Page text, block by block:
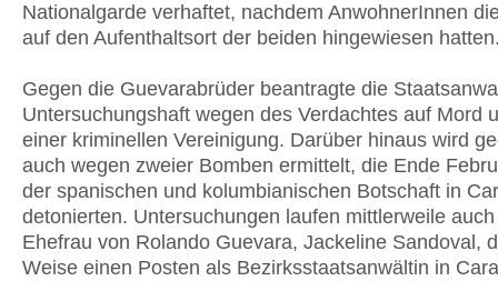
Nationalgarde verhaftet, nachdem AnwohnerInnen
auf den Aufenthaltsort der beiden hingewiesen
Gegen die Guevarabrüder beantragte die
Untersuchungshaft wegen des Verdachtes auf Mord
einer kriminellen Vereinigung. Darüber hinaus wird
auch wegen zweier Bomben ermittelt, die Ende
der spanischen und kolumbianischen Botschaft in
detonierten. Untersuchungen laufen mittlerweile
Ehefrau von Rolando Guevara, Jackeline Sandoval,
Weise einen Posten als Bezirksstaatsanwältin in